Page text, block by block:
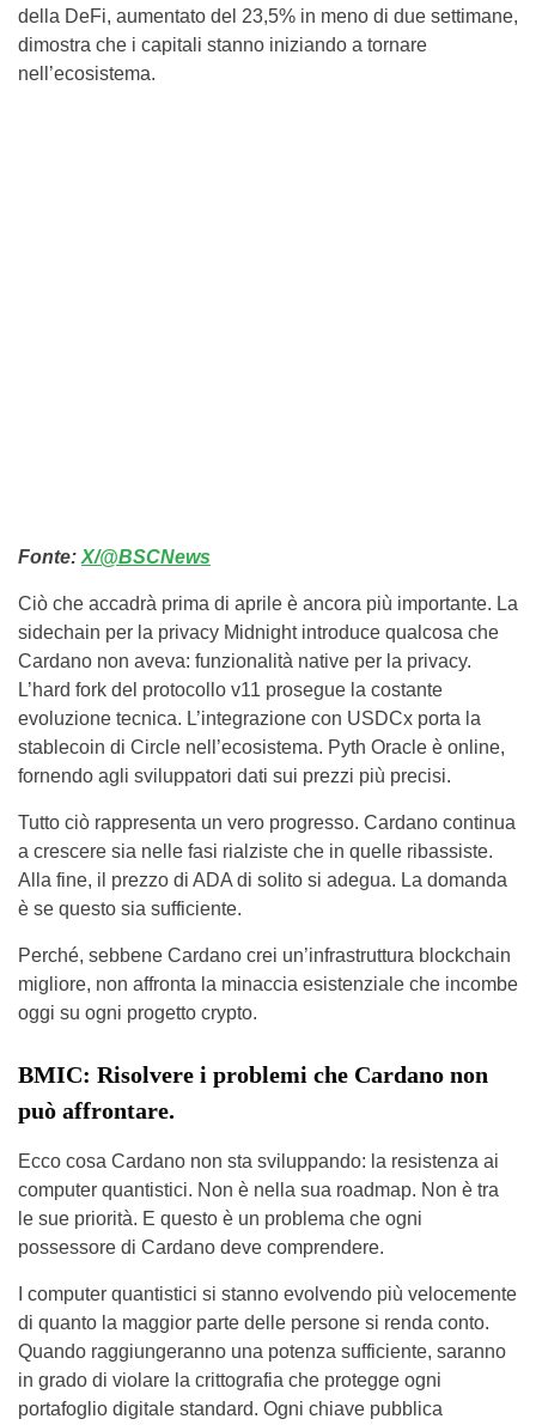
della DeFi, aumentato del 23,5% in meno di due settimane,
dimostra che i capitali stanno iniziando a tornare
nell’ecosistema.
Fonte: X/@BSCNews
Ciò che accadrà prima di aprile è ancora più importante. La
sidechain per la privacy Midnight introduce qualcosa che
Cardano non aveva: funzionalità native per la privacy.
L’hard fork del protocollo v11 prosegue la costante
evoluzione tecnica. L’integrazione con USDCx porta la
stablecoin di Circle nell’ecosistema. Pyth Oracle è online,
fornendo agli sviluppatori dati sui prezzi più precisi.
Tutto ciò rappresenta un vero progresso. Cardano continua
a crescere sia nelle fasi rialziste che in quelle ribassiste.
Alla fine, il prezzo di ADA di solito si adegua. La domanda
è se questo sia sufficiente.
Perché, sebbene Cardano crei un’infrastruttura blockchain
migliore, non affronta la minaccia esistenziale che incombe
oggi su ogni progetto crypto.
BMIC: Risolvere i problemi che Cardano non
può affrontare.
Ecco cosa Cardano non sta sviluppando: la resistenza ai
computer quantistici. Non è nella sua roadmap. Non è tra
le sue priorità. E questo è un problema che ogni
possessore di Cardano deve comprendere.
I computer quantistici si stanno evolvendo più velocemente
di quanto la maggior parte delle persone si renda conto.
Quando raggiungeranno una potenza sufficiente, saranno
in grado di violare la crittografia che protegge ogni
portafoglio digitale standard. Ogni chiave pubblica